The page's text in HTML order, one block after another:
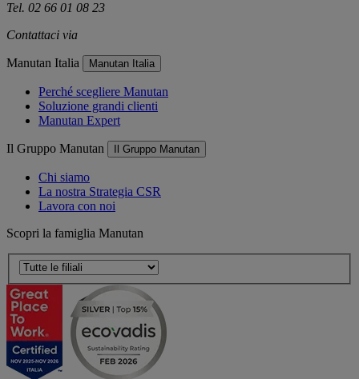
Tel. 02 66 01 08 23
Contattaci via
Manutan Italia Manutan Italia
Perché scegliere Manutan
Soluzione grandi clienti
Manutan Expert
Il Gruppo Manutan Il Gruppo Manutan
Chi siamo
La nostra Strategia CSR
Lavora con noi
Scopri la famiglia Manutan